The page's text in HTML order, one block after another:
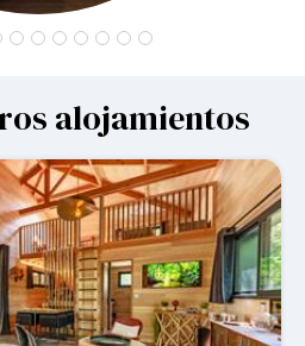
alojamientos